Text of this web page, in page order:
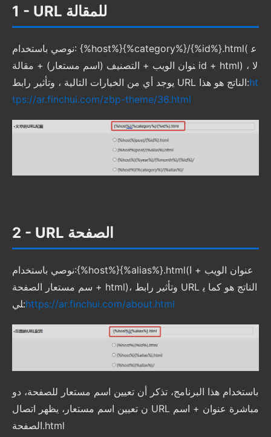
1 - URL للمقالة
نوصي باستخدام: {%host%}{%category%}/{%id%}.html( ع
نوان الويب + التصنيف (اسم مستعار) + مقالة id + html) ، لا
يوجد أي من الخيارات التالية ، وتأثير رابط URL الناتج هو هذا:ht
tps://ar.finchui.com/zbp-theme/36.html
2 - URL الصفحة
نوصي باستخدام:{%host%}{%alias%}.html(عنوان الويب + ا
سم مستعار الصفحة + html)، وتأثير رابط URL الناتج هو كما ي
لي:https://ar.finchui.com/about.html
باستخدام هذا البرنامج، تذكر أن تعيين اسم مستعار للصفحة، دو
ن تعيين اسم مستعار، يظهر اتصال URL مباشرة عنوان + اسم
الصفحة.html